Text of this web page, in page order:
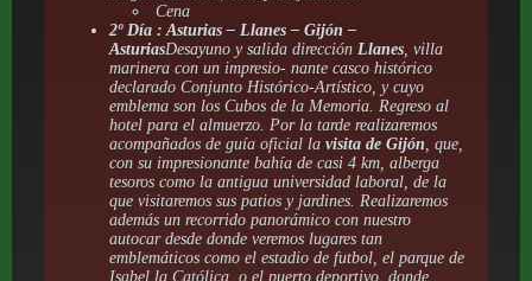
Cena
2º Día : Asturias – Llanes – Gijón –
AsturiasDesayuno y salida dirección Llanes, villa
marinera con un impresio- nante casco histórico
declarado Conjunto Histórico-Artístico, y cuyo
emblema son los Cubos de la Memoria. Regreso al
hotel para el almuerzo. Por la tarde realizaremos
acompañados de guía oficial la visita de Gijón, que,
con su impresionante bahía de casi 4 km, alberga
tesoros como la antigua universidad laboral, de la
que visitaremos sus patios y jardines. Realizaremos
además un recorrido panorámico con nuestro
autocar desde donde veremos lugares tan
emblemáticos como el estadio de futbol, el parque de
Isabel la Católica, o el puerto deportivo, donde